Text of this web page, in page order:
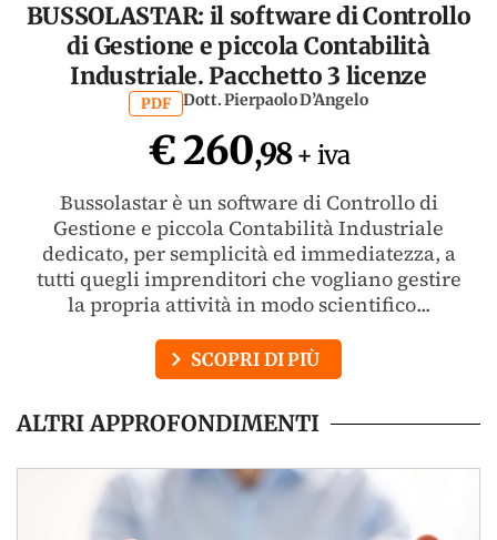
BUSSOLASTAR: il software di Controllo
di Gestione e piccola Contabilità
Industriale. Pacchetto 3 licenze
PDF Dott. Pierpaolo D’Angelo
€ 260,98+ iva
Bussolastar è un software di Controllo di
Gestione e piccola Contabilità Industriale
dedicato, per semplicità ed immediatezza, a
tutti quegli imprenditori che vogliano gestire
la propria attività in modo scientifico...
SCOPRI DI PIÙ
ALTRI APPROFONDIMENTI